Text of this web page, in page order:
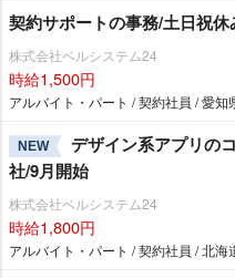
契約サポートの事務/土日祝
株式会社ベルシステム24
時給1,500円
アルバイト・パート / 契約社員 / 愛知
NEW
デザイン系アプリの
社/9月開始
株式会社ベルシステム24
時給1,800円
アルバイト・パート / 契約社員 / 北海